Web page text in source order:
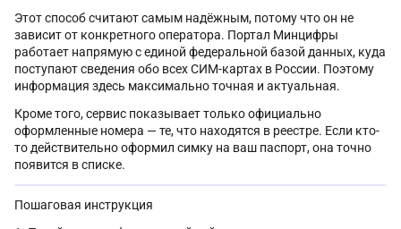
Этот способ считают самым надёжным, потому что он не
зависит от конкретного оператора. Портал Минцифры
работает напрямую с единой федеральной базой данных, куда
поступают сведения обо всех СИМ-картах в России. Поэтому
информация здесь максимально точная и актуальная.
Кроме того, сервис показывает только официально
оформленные номера — те, что находятся в реестре. Если кто-
то действительно оформил симку на ваш паспорт, она точно
появится в списке.
Пошаговая инструкция